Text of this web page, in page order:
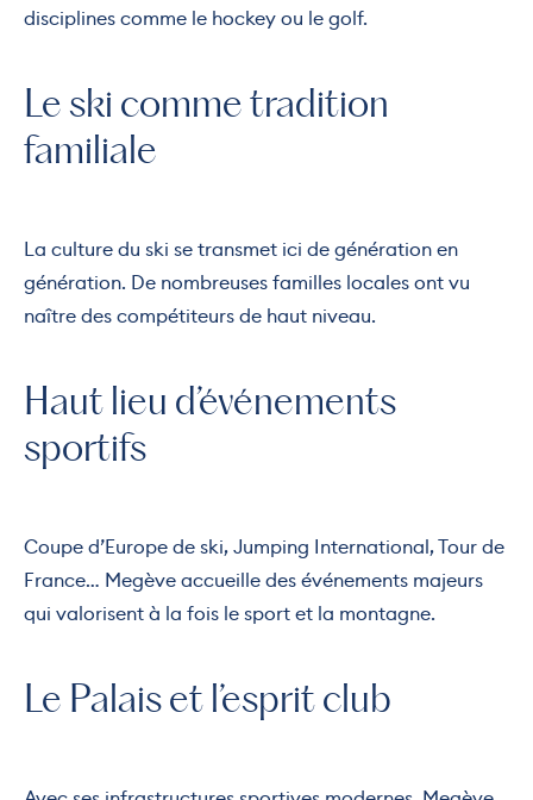
disciplines comme le hockey ou le golf.
Le ski comme tradition
familiale
La culture du ski se transmet ici de génération en
génération. De nombreuses familles locales ont vu
naître des compétiteurs de haut niveau.
Haut lieu d’événements
sportifs
Coupe d’Europe de ski, Jumping International, Tour de
France… Megève accueille des événements majeurs
qui valorisent à la fois le sport et la montagne.
Le Palais et l’esprit club